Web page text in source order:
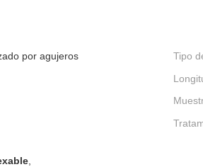
por agujeros Tipo